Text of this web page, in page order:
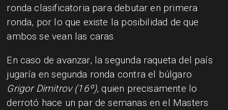
ronda clasificatoria para debutar en primera
ronda, por lo que existe la posibilidad de que
ambos se vean las caras.
En caso de avanzar, la segunda raqueta del país
jugaría en segunda ronda contra el búlgaro
Grigor Dimitrov (16º), quien precisamente lo
derrotó hace un par de semanas en el Masters